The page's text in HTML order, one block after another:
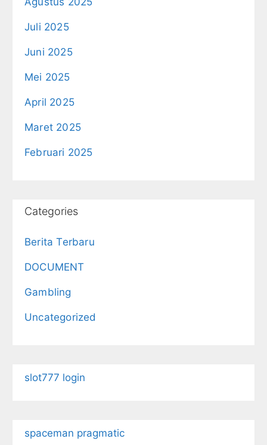
Juli 2025
Juni 2025
Mei 2025
April 2025
Maret 2025
Februari 2025
Categories
Berita Terbaru
DOCUMENT
Gambling
Uncategorized
slot777 login
spaceman pragmatic